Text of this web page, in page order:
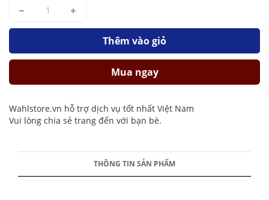
Thêm vào giỏ
Mua ngay
Wahlstore.vn hỗ trợ dịch vụ tốt nhất Việt Nam
Vui lòng chia sẻ trang đến với bạn bè.
THÔNG TIN SẢN PHẨM